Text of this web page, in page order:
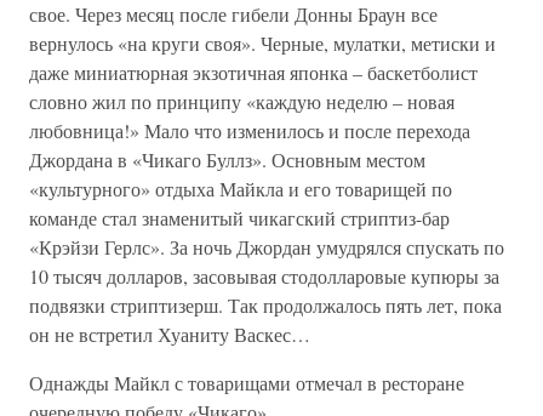
свое. Через месяц после гибели Донны Браун все
вернулось «на круги своя». Черные, мулатки, метиски и
даже миниатюрная экзотичная японка – баскетболист
словно жил по принципу «каждую неделю – новая
любовница!» Мало что изменилось и после перехода
Джордана в «Чикаго Буллз». Основным местом
«культурного» отдыха Майкла и его товарищей по
команде стал знаменитый чикагский стриптиз-бар
«Крэйзи Герлс». За ночь Джордан умудрялся спускать по
10 тысяч долларов, засовывая стодолларовые купюры за
подвязки стриптизерш. Так продолжалось пять лет, пока
он не встретил Хуаниту Васкес…
Однажды Майкл с товарищами отмечал в ресторане